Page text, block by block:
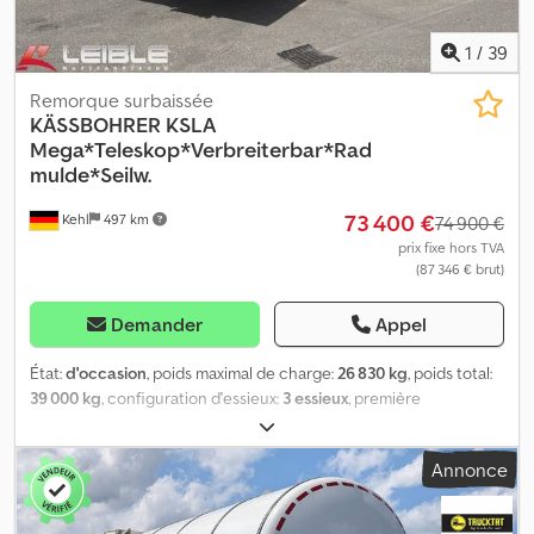
1 / 39
Kehl 497 km
Remorque surbaissée
KÄSSBOHRER KSLA
Mega*Teleskop*Verbreiterbar*Rad
mulde*Seilw.
73 400 €74 900 €
prix fixe hors TVA
(87 346 € brut)
Demander Appel
État:d'occasion, poids maximal de charge:26 830 kg, poids total:
39 000 kg, configuration d'essieux: 3 essieux, première
, prochaine inspection (TÜV):
essieux, remorque plateau basse Kässbohrer KSLA RJ Mega |
Extension 3 500 mm | Élargissement 600 mm Numéro
d’identification du véhicule (FIN) : WKVDAS00300125992 Châssis /
Composants : * Hauteur de la selle : 950 mm * Suspension
Annonce